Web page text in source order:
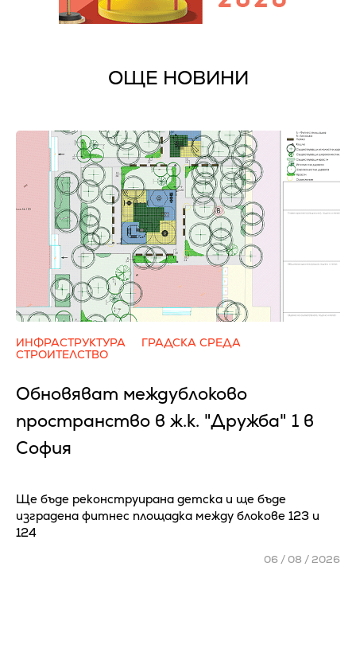
ОЩЕ НОВИНИ
ИНФРАСТРУКТУРА
ГРАДСКА СРЕДА
СТРОИТЕЛСТВО
Обновяват междублоково
пространство в ж.к. "Дружба" 1 в
София
Ще бъде реконструирана детска и ще бъде
изградена фитнес площадка между блокове 123 и
124
06 / 08 / 2026